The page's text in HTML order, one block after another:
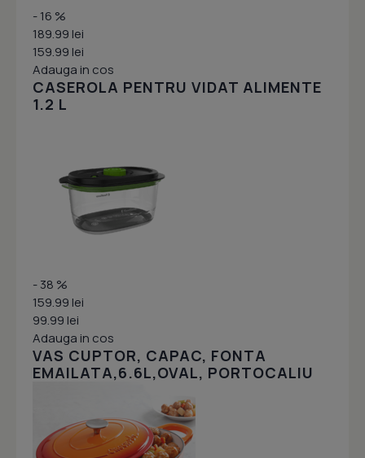
- 16 %
189.99 lei
159.99 lei
Adauga in cos
CASEROLA PENTRU VIDAT ALIMENTE
1.2 L
- 38 %
159.99 lei
99.99 lei
Adauga in cos
VAS CUPTOR, CAPAC, FONTA
EMAILATA,6.6L,OVAL, PORTOCALIU